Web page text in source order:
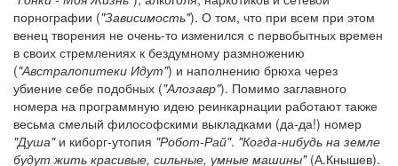
порнографии ("Зависимость"). О том, что при всем при этом
венец творения не очень-то изменился с первобытных времен
в своих стремлениях к бездумному размножению
("Австралопитеки Идут") и наполнению брюха через
убиение себе подобных ("Алозавр"). Помимо заглавного
номера на программную идею реинкарнации работают также
весьма смелый философскими выкладками (да-да!) номер
"Душа"и киборг-утопия "Робот-Рай". "Когда-нибудь на земле
будут жить красивые, сильные, умные машины"(А.Кнышев).